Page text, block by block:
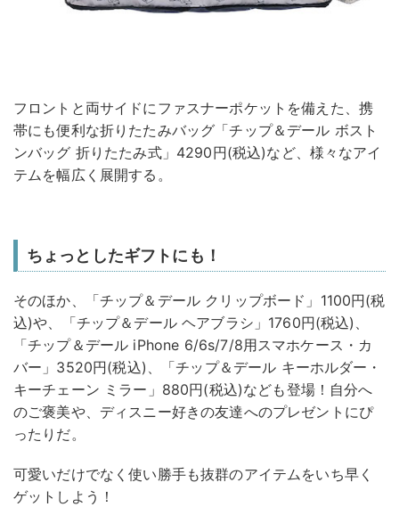
フロントと両サイドにファスナーポケットを備えた、携
帯にも便利な折りたたみバッグ「チップ＆デール ボスト
ンバッグ 折りたたみ式」4290円(税込)など、様々なアイ
テムを幅広く展開する。
ちょっとしたギフトにも！
そのほか、「チップ＆デール クリップボード」1100円(税
込)や、「チップ＆デール ヘアブラシ」1760円(税込)、
「チップ＆デール iPhone 6/6s/7/8用スマホケース・カ
バー」3520円(税込)、「チップ＆デール キーホルダー・
キーチェーン ミラー」880円(税込)なども登場！自分へ
のご褒美や、ディスニー好きの友達へのプレゼントにぴ
ったりだ。
可愛いだけでなく使い勝手も抜群のアイテムをいち早く
ゲットしよう！